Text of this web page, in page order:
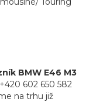
BMW E46 M3
602 650 582
na trhu již